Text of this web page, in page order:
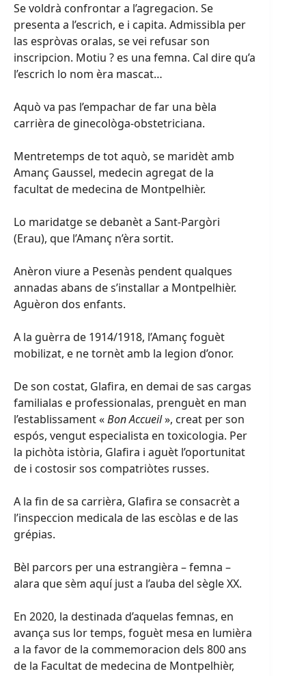
Se voldrà confrontar a l’agregacion. Se
presenta a l’escrich, e i capita. Admissibla per
las espròvas oralas, se vei refusar son
inscripcion. Motiu ? es una femna. Cal dire qu’a
l’escrich lo nom èra mascat…
Aquò va pas l’empachar de far una bèla
carrièra de ginecològa-obstetriciana.
Mentretemps de tot aquò, se maridèt amb
Amanç Gaussel, medecin agregat de la
facultat de medecina de Montpelhièr.
Lo maridatge se debanèt a Sant-Pargòri
(Erau), que l’Amanç n’èra sortit.
Anèron viure a Pesenàs pendent qualques
annadas abans de s’installar a Montpelhièr.
Aguèron dos enfants.
A la guèrra de 1914/1918, l’Amanç foguèt
mobilizat, e ne tornèt amb la legion d’onor.
De son costat, Glafira, en demai de sas cargas
familialas e professionalas, prenguèt en man
l’establissament «Bon Accueil», creat per son
espós, vengut especialista en toxicologia. Per
la pichòta istòria, Glafira i aguèt l’oportunitat
de i costosir sos compatriòtes russes.
A la fin de sa carrièra, Glafira se consacrèt a
l’inspeccion medicala de las escòlas e de las
grépias.
Bèl parcors per una estrangièra – femna –
alara que sèm aquí just a l’auba del sègle XX.
En 2020, la destinada d’aquelas femnas, en
avança sus lor temps, foguèt mesa en lumièra
a la favor de la commemoracion dels 800 ans
de la Facultat de medecina de Montpelhièr,